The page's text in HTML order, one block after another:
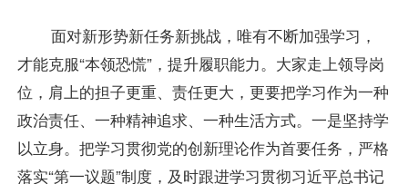
面对新形势新任务新挑战，唯有不断加强学习，
才能克服“本领恐慌”，提升履职能力。大家走上领导岗
位，肩上的担子更重、责任更大，更要把学习作为一种
政治责任、一种精神追求、一种生活方式。一是坚持学
以立身。把学习贯彻党的创新理论作为首要任务，严格
落实“第一议题”制度，及时跟进学习贯彻习近平总书记